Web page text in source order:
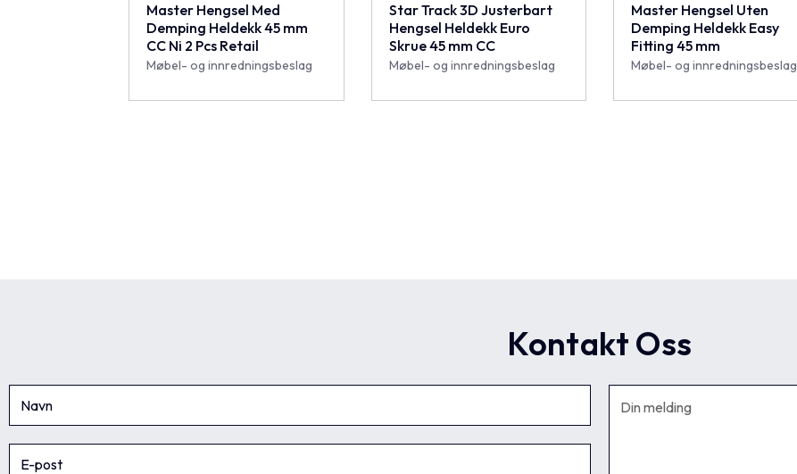
Master Hengsel Med
Demping Heldekk 45 mm
CC Ni 2 Pcs Retail
Møbel- og innredningsbeslag
Star Track 3D Justerbart
Hengsel Heldekk Euro
Skrue 45 mm CC
Møbel- og innredningsbeslag
Master Hengsel Uten
Demping Heldekk Easy
Fitting 45 mm
Møbel- og innredningsbeslag
Kontakt Oss